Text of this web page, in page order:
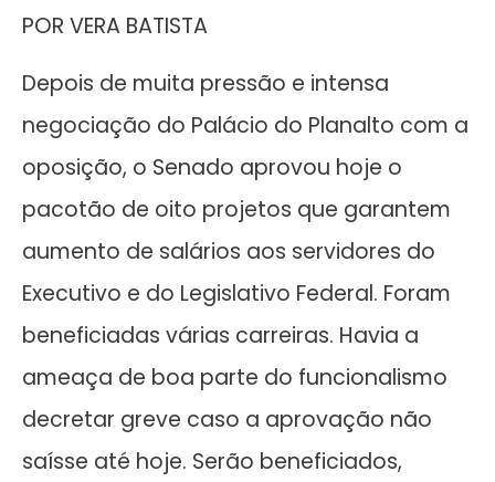
POR VERA BATISTA
Depois de muita pressão e intensa
negociação do Palácio do Planalto com a
oposição, o Senado aprovou hoje o
pacotão de oito projetos que garantem
aumento de salários aos servidores do
Executivo e do Legislativo Federal. Foram
beneficiadas várias carreiras. Havia a
ameaça de boa parte do funcionalismo
decretar greve caso a aprovação não
saísse até hoje. Serão beneficiados,